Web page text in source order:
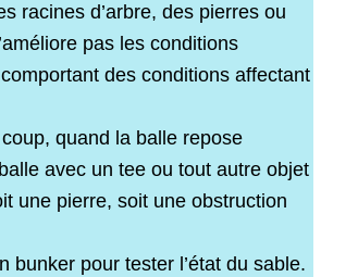
racines d’arbre, des pierres ou
pas les conditions
des conditions affectant
quand la balle repose
avec un tee ou tout autre objet
une pierre, soit une obstruction
pour tester l’état du sable.